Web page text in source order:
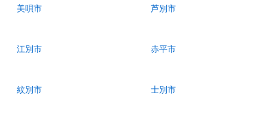
美唄市 芦別市
江別市 赤平市
紋別市 士別市